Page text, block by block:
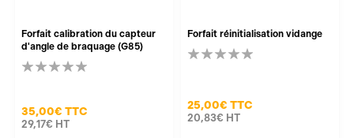
Forfait calibration du capteur
d'angle de braquage (G85)
35,00€ TTC
29,17€ HT
Forfait réinitialisation vidange
25,00€ TTC
20,83€ HT